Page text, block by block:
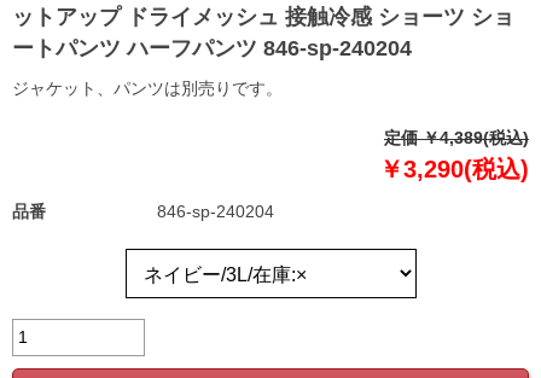
ットアップ ドライメッシュ 接触冷感 ショーツ ショ
ートパンツ ハーフパンツ 846-sp-240204
ジャケット、パンツは別売りです。
定価 ￥4,389(税込)
￥3,290(税込)
品番 846-sp-240204